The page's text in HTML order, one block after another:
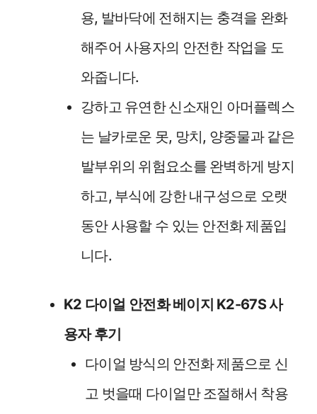
용, 발바닥에 전해지는 충격을 완화
해주어 사용자의 안전한 작업을 도
와줍니다.
강하고 유연한 신소재인 아머플렉스
는 날카로운 못, 망치, 양중물과 같은
발부위의 위험요소를 완벽하게 방지
하고, 부식에 강한 내구성으로 오랫
동안 사용할 수 있는 안전화 제품입
니다.
K2 다이얼 안전화 베이지 K2-67S 사
용자 후기
다이얼 방식의 안전화 제품으로 신
고 벗을때 다이얼만 조절해서 착용